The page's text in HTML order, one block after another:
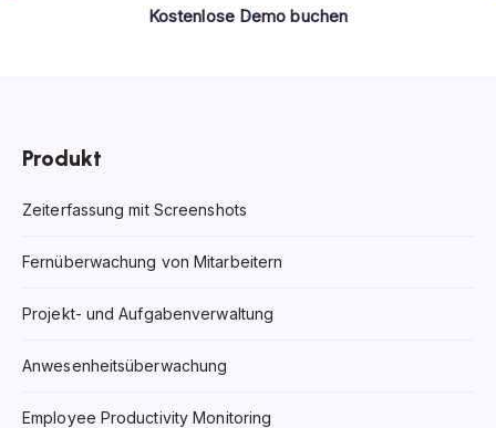
Kostenlose Demo buchen
Produkt
Zeiterfassung mit Screenshots
Fernüberwachung von Mitarbeitern
Projekt- und Aufgabenverwaltung
Anwesenheitsüberwachung
Employee Productivity Monitoring